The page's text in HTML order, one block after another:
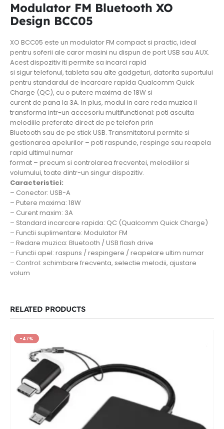
Modulator FM Bluetooth XO
Design BCC05
XO BCC05 este un modulator FM compact si practic, ideal
pentru soferii ale caror masini nu dispun de port USB sau AUX.
Acest dispozitiv iti permite sa incarci rapid
si sigur telefonul, tableta sau alte gadgeturi, datorita suportului
pentru standardul de incarcare rapida Qualcomm Quick
Charge (QC), cu o putere maxima de 18W si
curent de pana la 3A. In plus, modul in care reda muzica il
transforma intr-un accesoriu multifunctional: poti asculta
melodiile preferate direct de pe telefon prin
Bluetooth sau de pe stick USB. Transmitatorul permite si
gestionarea apelurilor – poti raspunde, respinge sau reapela
rapid ultimul numar
format – precum si controlarea frecventei, melodiilor si
volumului, toate dintr-un singur dispozitiv.
Caracteristici:
– Conector: USB-A
– Putere maxima: 18W
– Curent maxim: 3A
– Standard incarcare rapida: QC (Qualcomm Quick Charge)
– Functii suplimentare: Modulator FM
– Redare muzica: Bluetooth / USB flash drive
– Functii apel: raspuns / respingere / reapelare ultim numar
– Control: schimbare frecventa, selectie melodii, ajustare
volum
RELATED PRODUCTS
-47%